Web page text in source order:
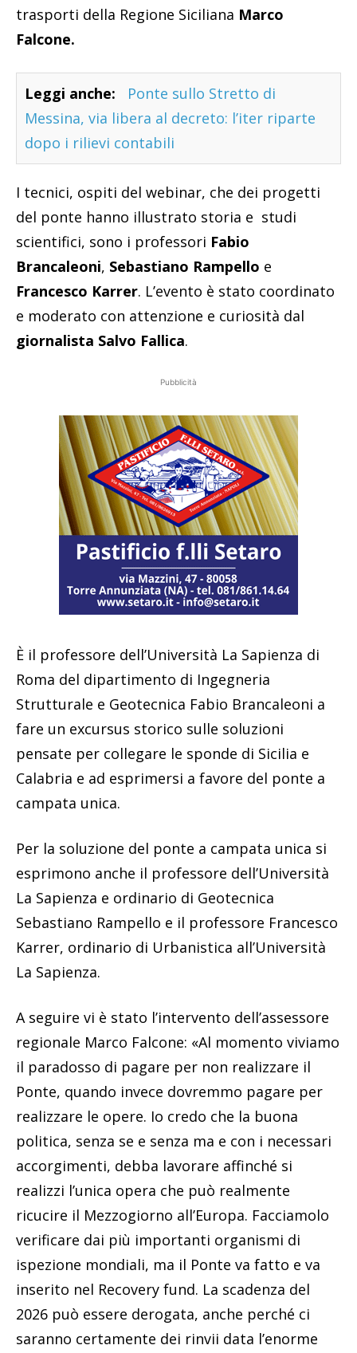
trasporti della Regione Siciliana Marco
Falcone.
Leggi anche:
Ponte sullo Stretto di
Messina, via libera al decreto: l’iter riparte
dopo i rilievi contabili
I tecnici, ospiti del webinar, che dei progetti
del ponte hanno illustrato storia e studi
scientifici, sono i professori Fabio
Brancaleoni, Sebastiano Rampello e
Francesco Karrer. L’evento è stato coordinato
e moderato con attenzione e curiosità dal
giornalista Salvo Fallica.
Pubblicità
È il professore dell’Università La Sapienza di
Roma del dipartimento di Ingegneria
Strutturale e Geotecnica Fabio Brancaleoni a
fare un excursus storico sulle soluzioni
pensate per collegare le sponde di Sicilia e
Calabria e ad esprimersi a favore del ponte a
campata unica.
Per la soluzione del ponte a campata unica si
esprimono anche il professore dell’Università
La Sapienza e ordinario di Geotecnica
Sebastiano Rampello e il professore Francesco
Karrer, ordinario di Urbanistica all’Università
La Sapienza.
A seguire vi è stato l’intervento dell’assessore
regionale Marco Falcone: «Al momento viviamo
il paradosso di pagare per non realizzare il
Ponte, quando invece dovremmo pagare per
realizzare le opere. Io credo che la buona
politica, senza se e senza ma e con i necessari
accorgimenti, debba lavorare affinché si
realizzi l’unica opera che può realmente
ricucire il Mezzogiorno all’Europa. Facciamolo
verificare dai più importanti organismi di
ispezione mondiali, ma il Ponte va fatto e va
inserito nel Recovery fund. La scadenza del
2026 può essere derogata, anche perché ci
saranno certamente dei rinvii data l’enorme